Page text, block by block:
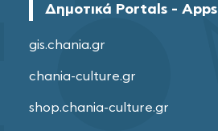
Δημοτικά Portals - Apps
gis.chania.gr
chania-culture.gr
shop.chania-culture.gr